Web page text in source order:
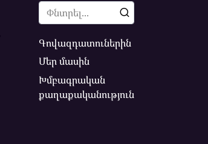
Search
for:
Գովազդատուներին
Մեր մասին
Խմբագրական
քաղաքականություն